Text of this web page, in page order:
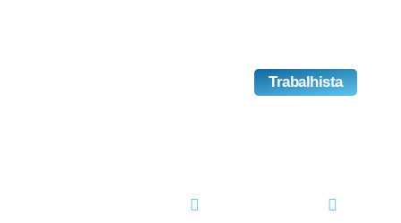
Trabalhista